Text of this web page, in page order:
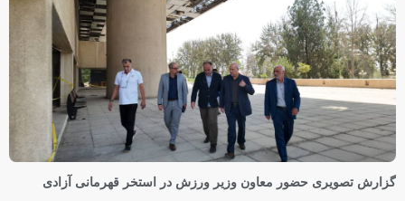
گزارش تصویری حضور معاون وزیر ورزش در استخر قهرمانی آزادی